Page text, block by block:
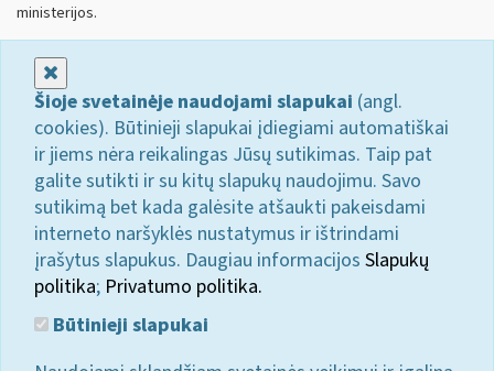
ministerijos.
Šioje svetainėje naudojami slapukai (angl.
cookies). Būtinieji slapukai įdiegiami automatiškai
ir jiems nėra reikalingas Jūsų sutikimas. Taip pat
galite sutikti ir su kitų slapukų naudojimu. Savo
sutikimą bet kada galėsite atšaukti pakeisdami
interneto naršyklės nustatymus ir ištrindami
įrašytus slapukus. Daugiau informacijos Slapukų
politika; Privatumo politika.
Būtinieji slapukai